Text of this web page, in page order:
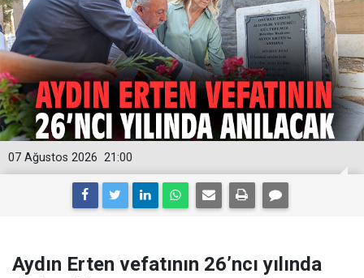
21:00
07 Ağustos 2026
Aydın Erten vefatının 26’ncı yılında